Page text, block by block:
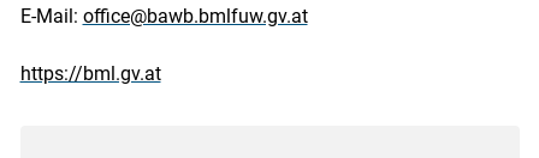
E-Mail: office@bawb.bmlfuw.gv.at
https://bml.gv.at